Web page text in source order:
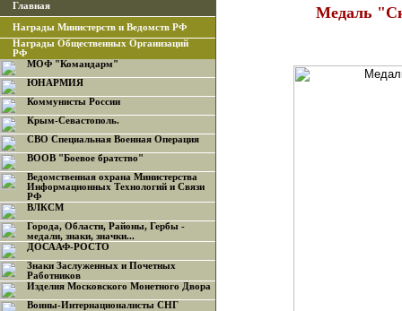
Главная
Награды Министерств и Ведомств РФ
Награды Общественных Организаций
РФ
МОФ "Командарм"
ЮНАРМИЯ
Коммунисты России
Крым-Севастополь.
СВО Специальная Военная Операция
ВООВ "Боевое братство"
Ведомственная охрана Министерства
Информационных Технологий и Связи
РФ
ВЛКСМ
Города, Области, Районы, Гербы -
медали, знаки, значки...
ДОСААФ-РОСТО
Знаки Заслуженных и Почетных
Работников
Изделия Московского Монетного Двора
Воины-Интернационалисты СНГ
Медаль